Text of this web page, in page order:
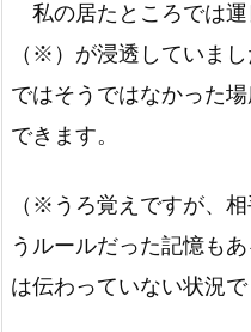
私の居たところでは運
（※）が浸透していま
ではそうではなかった
できます。
（※うろ覚えですが、
うルールだった記憶も
は伝わっていない状況で